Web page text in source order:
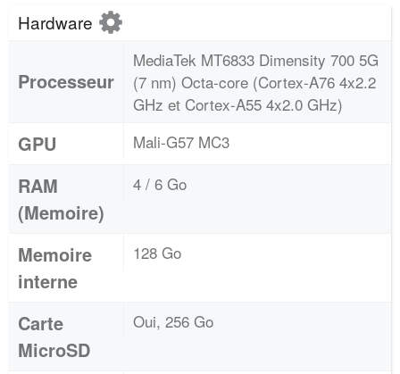
Hardware
Processeur
MediaTek MT6833 Dimensity 700 5G
(7 nm) Octa-core (Cortex-A76 4x2.2
GHz et Cortex-A55 4x2.0 GHz)
GPU Mali-G57 MC3
RAM
(Memoire)
4 / 6 Go
Memoire
interne
128 Go
Carte
MicroSD
Oui, 256 Go